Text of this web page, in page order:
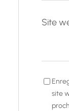
Site
site